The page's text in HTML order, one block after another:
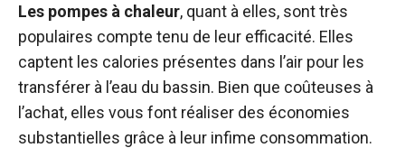
Les pompes à chaleur, quant à elles, sont très
populaires compte tenu de leur efficacité. Elles
captent les calories présentes dans l’air pour les
transférer à l’eau du bassin. Bien que coûteuses à
l’achat, elles vous font réaliser des économies
substantielles grâce à leur infime consommation.